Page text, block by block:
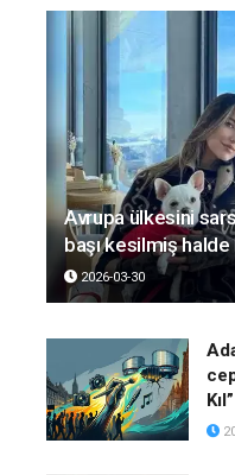
Avrupa ülkesini
başı kesilmiş halde
2026-03-30